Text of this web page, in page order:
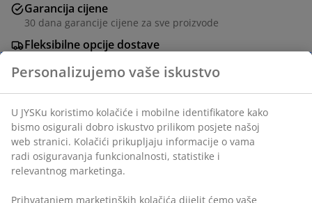
Garancija cijene
30 dana garancije cijene za sve proizvode
Fleksibilne opcije dostave
Sanduk za jastuke od aluminija i imitacije ratana. Sa
hidrauličnim poklopcem jednostavnim za upotrebu.
Otporan na smrzavanje. Š150xV91xDub77 cm